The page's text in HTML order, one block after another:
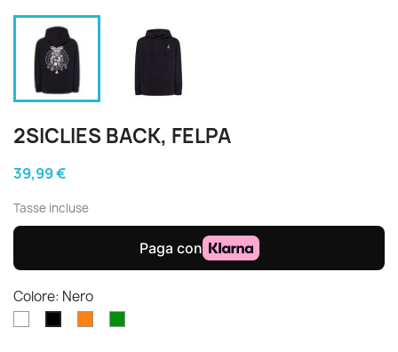
2SICLIES BACK, FELPA
39,99 €
Tasse incluse
Colore: Nero